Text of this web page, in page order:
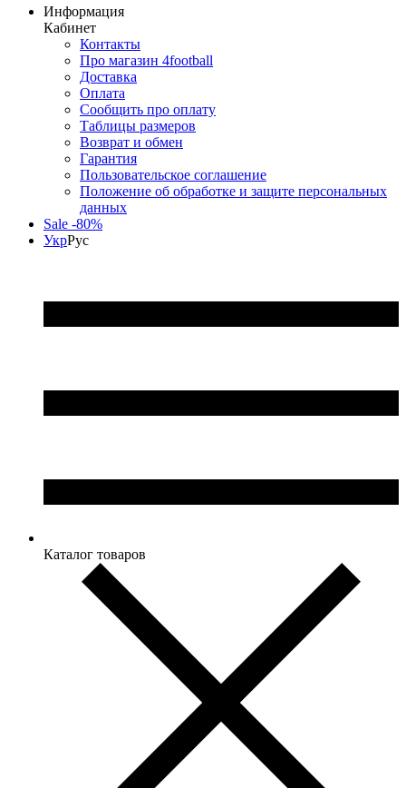
Информация
Кабинет
Контакты
Про магазин 4football
Доставка
Оплата
Сообщить про оплату
Таблицы размеров
Возврат и обмен
Гарантия
Пользовательское соглашение
Положение об обработке и защите персональных
данных
Sale -80%
УкрРус
Каталог товаров